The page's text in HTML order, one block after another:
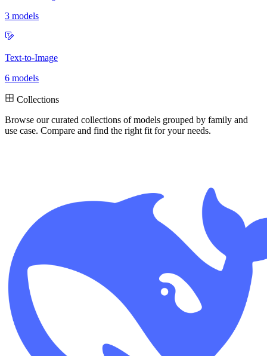
3 models
Text-to-Image
6 models
Collections
Browse our curated collections of models grouped by family and
use case. Compare and find the right fit for your needs.